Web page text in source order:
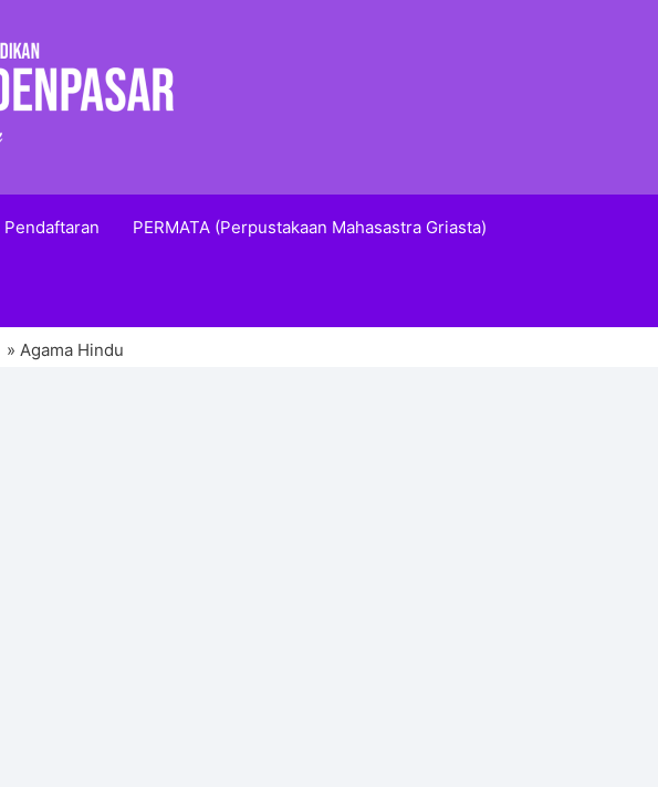
Pendaftaran PERMATA (Perpustakaan Mahasastra Griasta)
Agama Hindu